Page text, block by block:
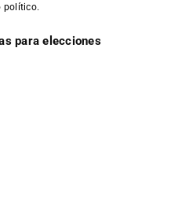
político.
para elecciones